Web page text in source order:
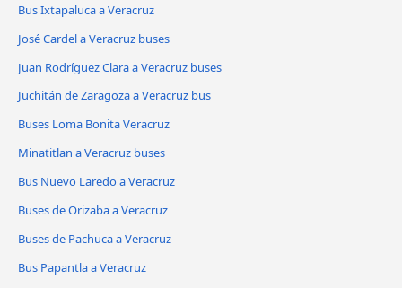
Bus Ixtapaluca a Veracruz
José Cardel a Veracruz buses
Juan Rodríguez Clara a Veracruz buses
Juchitán de Zaragoza a Veracruz bus
Buses Loma Bonita Veracruz
Minatitlan a Veracruz buses
Bus Nuevo Laredo a Veracruz
Buses de Orizaba a Veracruz
Buses de Pachuca a Veracruz
Bus Papantla a Veracruz